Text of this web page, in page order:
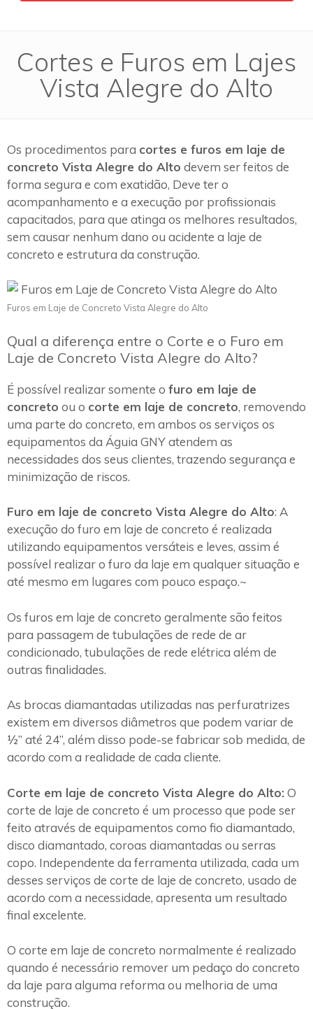
Cortes e Furos em Lajes
Vista Alegre do Alto
Os procedimentos para cortes e furos em laje de
concreto Vista Alegre do Alto devem ser feitos de
forma segura e com exatidão, Deve ter o
acompanhamento e a execução por profissionais
capacitados, para que atinga os melhores resultados,
sem causar nenhum dano ou acidente a laje de
concreto e estrutura da construção.
Furos em Laje de Concreto Vista Alegre do Alto
Qual a diferença entre o Corte e o Furo em
Laje de Concreto Vista Alegre do Alto?
É possível realizar somente o furo em laje de
concreto ou o corte em laje de concreto, removendo
uma parte do concreto, em ambos os serviços os
equipamentos da Águia GNY atendem as
necessidades dos seus clientes, trazendo segurança e
minimização de riscos.
Furo em laje de concreto Vista Alegre do Alto: A
execução do furo em laje de concreto é realizada
utilizando equipamentos versáteis e leves, assim é
possível realizar o furo da laje em qualquer situação e
até mesmo em lugares com pouco espaço.~
Os furos em laje de concreto geralmente são feitos
para passagem de tubulações de rede de ar
condicionado, tubulações de rede elétrica além de
outras finalidades.
As brocas diamantadas utilizadas nas perfuratrizes
existem em diversos diâmetros que podem variar de
½” até 24”, além disso pode-se fabricar sob medida, de
acordo com a realidade de cada cliente.
Corte em laje de concreto Vista Alegre do Alto: O
corte de laje de concreto é um processo que pode ser
feito através de equipamentos como fio diamantado,
disco diamantado, coroas diamantadas ou serras
copo. Independente da ferramenta utilizada, cada um
desses serviços de corte de laje de concreto, usado de
acordo com a necessidade, apresenta um resultado
final excelente.
O corte em laje de concreto normalmente é realizado
quando é necessário remover um pedaço do concreto
da laje para alguma reforma ou melhoria de uma
construção.